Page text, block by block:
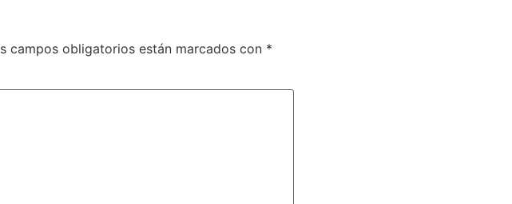
campos obligatorios están marcados con *